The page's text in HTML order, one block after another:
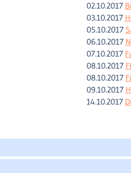
02.10.2017
03.10.2017
05.10.2017
06.10.2017
07.10.2017
08.10.2017
08.10.2017
09.10.2017
14.10.2017